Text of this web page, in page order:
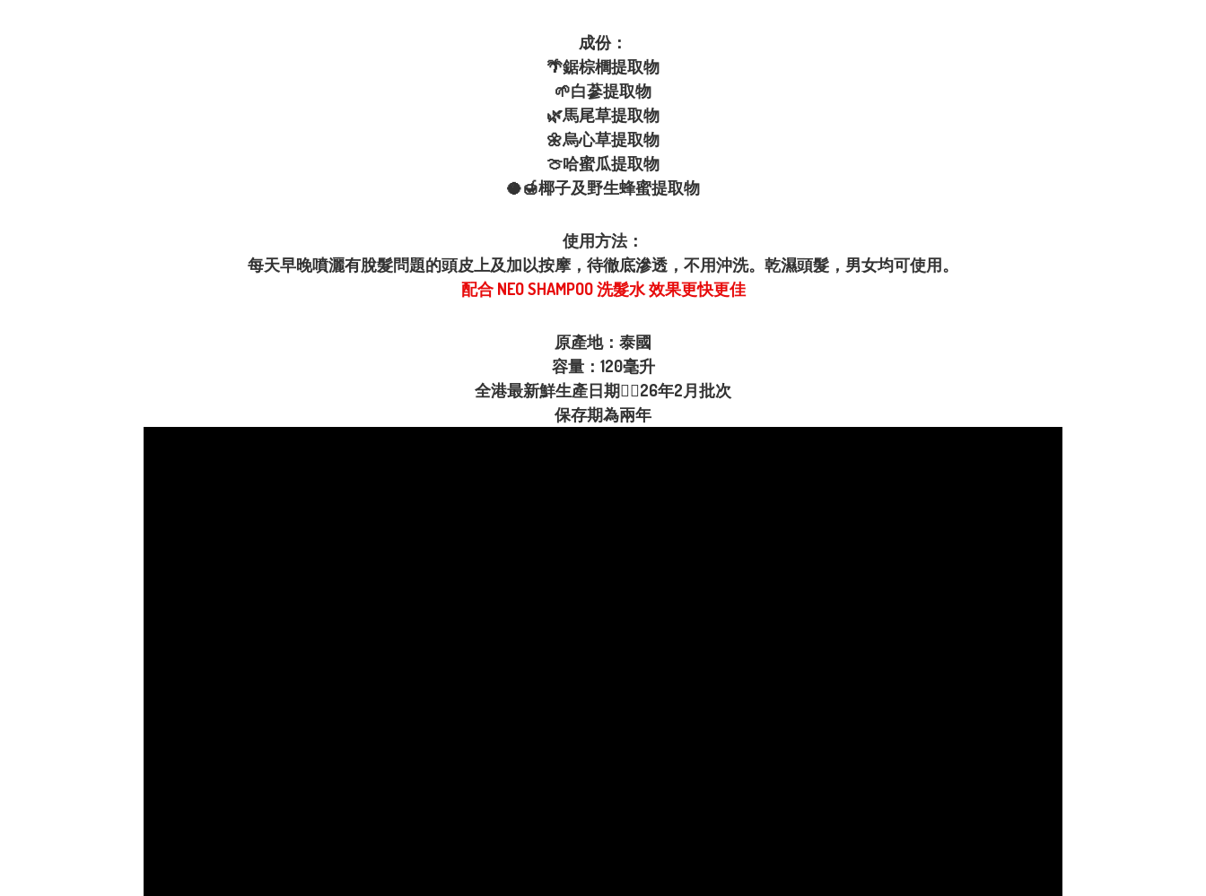
成份：
🌴鋸棕櫚提取物
🌱白蔘提取物
🌿馬尾草提取物
🌼烏心草提取物
🍈哈蜜瓜提取物
🥥🍯椰子及野生蜂蜜提取物
使用方法：
每天早晚噴灑有脫髮問題的頭皮上及加以按摩，待徹底滲透，不用沖洗。乾濕頭髮，男女均可使用。
配合 NEO SHAMPOO 洗髮水 效果更快更佳
原產地：泰國
容量：120毫升
全港最新鮮生產日期👉🏻26年2月批次
保存期為兩年